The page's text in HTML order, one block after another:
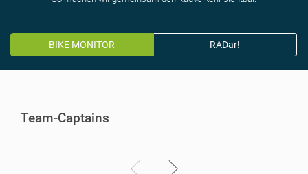
BIKE MONITOR RADar!
Team-Captains